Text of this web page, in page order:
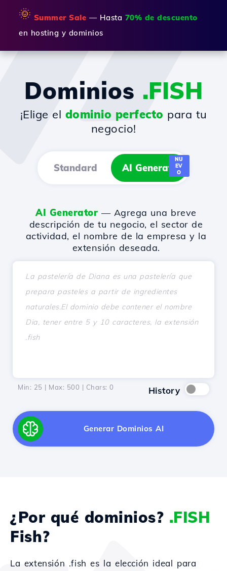
🌞 Summer Sale — Hasta 70% de descuento
en hosting y dominios
Dominios .FISH
¡Elige el dominio perfecto para tu
negocio!
Standard AI Generator
NU
EV
O
AI Generator — Agrega una breve
descripción de tu negocio, el sector de
actividad, el nombre de la empresa y la
extensión deseada.
Min: 25 | Max: 500 | Chars: 0 History
Generar Dominios AI
¿Por qué dominios? .FISH
Fish?
La extensión .fish es la elección ideal para